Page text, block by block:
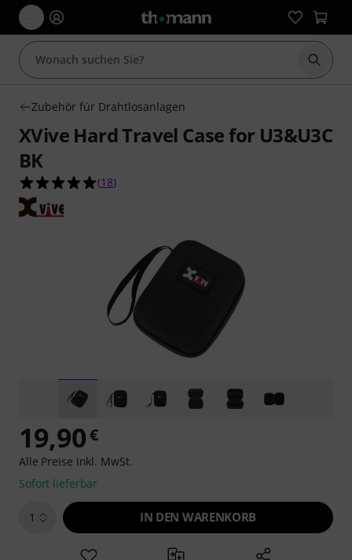
Suche
Zubehör für Drahtlosanlagen
XVive Hard Travel Case for U3&U3C
BK
4.9 von 5 Sternen aus 18 Kundenbewertungen
(18)
19,90€
Alle Preise inkl. MwSt.
Sofort lieferbar
1 IN DEN WARENKORB